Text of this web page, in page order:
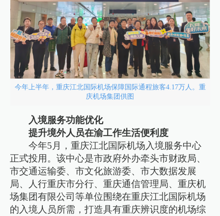
今年上半年，重庆江北国际机场保障国际通程旅客4.17万人。重
庆机场集团供图
入境服务功能优化
提升境外人员在渝工作生活便利度
今年5月，重庆江北国际机场入境服务中心
正式投用。该中心是市政府外办牵头市财政局、
市交通运输委、市文化旅游委、市大数据发展
局、人行重庆市分行、重庆通信管理局、重庆机
场集团有限公司等单位围绕在重庆江北国际机场
的入境人员所需，打造具有重庆辨识度的机场综